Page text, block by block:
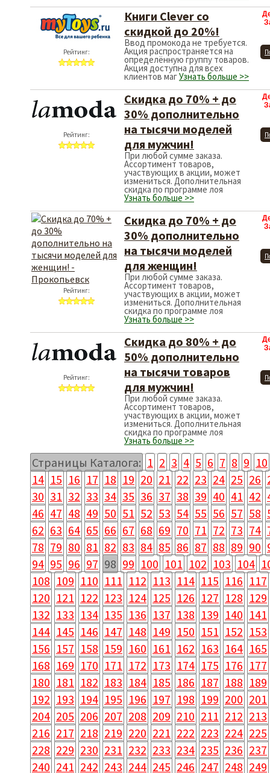
Рейтинг:
Книги Clever со
скидкой до 20%!
Ввод промокода не требуется.
Акция распространяется на
определённую группу товаров.
Акция доступна для всех
клиентов магУзнать больше >>
Рейтинг:
Скидка до 70% + до
30% дополнительно
на тысячи моделей
для мужчин!
При любой сумме заказа.
Ассортимент товаров,
участвующих в акции, может
измениться. Дополнительная
скидка по программе лоя
Узнать больше >>
Рейтинг:
Скидка до 70% + до
30% дополнительно
на тысячи моделей
для женщин!
При любой сумме заказа.
Ассортимент товаров,
участвующих в акции, может
измениться. Дополнительная
скидка по программе лоя
Узнать больше >>
Рейтинг:
Скидка до 80% + до
50% дополнительно
на тысячи товаров
для мужчин!
При любой сумме заказа.
Ассортимент товаров,
участвующих в акции, может
измениться. Дополнительная
скидка по программе лоя
Узнать больше >>
Страницы Каталога: 1 2 3 4 5 6 7 8 9 10
14 15 16 17 18 19 20 21 22 23 24 25 26
30 31 32 33 34 35 36 37 38 39 40 41 42
46 47 48 49 50 51 52 53 54 55 56 57 58
62 63 64 65 66 67 68 69 70 71 72 73 74
78 79 80 81 82 83 84 85 86 87 88 89 90
94 95 96 97 98 99 100 101 102 103 104
108 109 110 111 112 113 114 115 116 117
120 121 122 123 124 125 126 127 128 129
132 133 134 135 136 137 138 139 140 141
144 145 146 147 148 149 150 151 152 153
156 157 158 159 160 161 162 163 164 165
168 169 170 171 172 173 174 175 176 177
180 181 182 183 184 185 186 187 188 189
192 193 194 195 196 197 198 199 200 201
204 205 206 207 208 209 210 211 212 213
216 217 218 219 220 221 222 223 224 225
228 229 230 231 232 233 234 235 236 237
240 241 242 243 244 245 246 247 248 249